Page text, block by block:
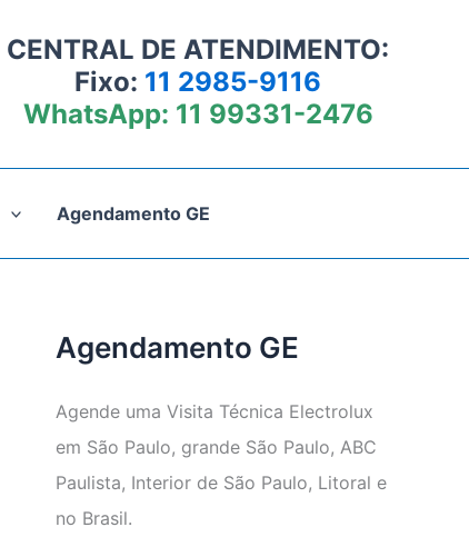
CENTRAL DE ATENDIMENTO:
Fixo: 11 2985-9116
WhatsApp: 11 99331-2476
Agendamento GE
Agendamento GE
Agende uma Visita Técnica Electrolux
em São Paulo, grande São Paulo, ABC
Paulista, Interior de São Paulo, Litoral e
no Brasil.